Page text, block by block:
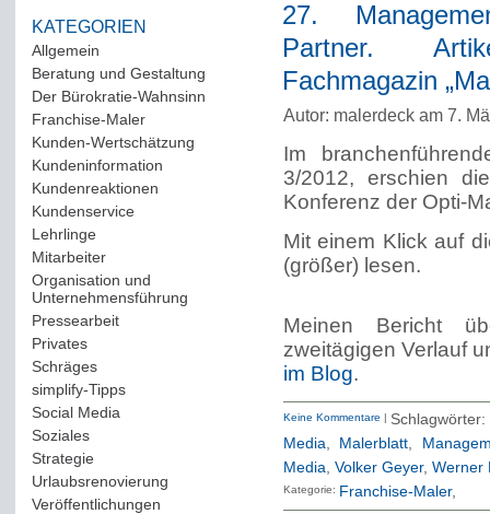
KATEGORIEN
Allgemein
Beratung und Gestaltung
Der Bürokratie-Wahnsinn
Franchise-Maler(42)
Kunden-Wertschätzung
Kundeninformation
Kundenreaktionen
Kundenservice(178)
Lehrlinge(54)
Mitarbeiter(163)
Organisation und
Unternehmensführung
Pressearbeit(12)
Privates(193)
Schräges(161)
simplify-Tipps(123)
Social Media
Soziales(37)
Strategie(220)
Urlaubsrenovierung
Veröffentlichungen
27.
Partner.
Fachmagazin
Autor: malerdeck am 7.
Im
3/2012, erschien
Konferenz der Opti-
Mit einem Klick auf
(größer) lesen.
Meinen Bericht
zweitägigen Verlauf
im Blog.
Keine Kommentare |
Media, Malerblatt,
Media, Volker Geyer, Werner
Kategorie: Franchise-Maler